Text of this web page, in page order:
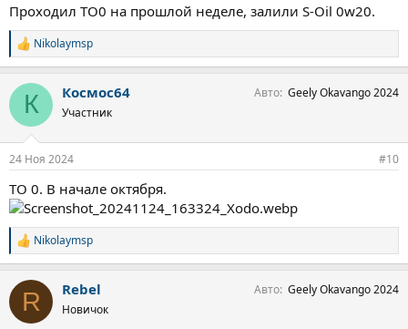
Проходил ТО0 на прошлой неделе, залили S-Oil 0w20.
С
и
п
т
:
Nikolaymsp
К Космос64
Участник
Авто Geely Okavango 2024
24 Ноя 2024 #10
ТО 0. В начале октября.
С
и
п
т
Nikolaymsp
R Rebel
Новичок
Авто Geely Okavango 2024